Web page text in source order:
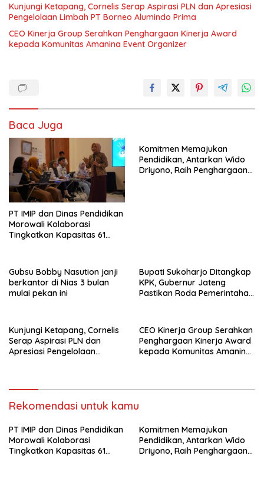
Kunjungi Ketapang, Cornelis Serap Aspirasi PLN dan Apresiasi
Pengelolaan Limbah PT Borneo Alumindo Prima
CEO Kinerja Group Serahkan Penghargaan Kinerja Award
kepada Komunitas Amanina Event Organizer
Baca Juga
PT IMIP dan Dinas Pendidikan
Morowali Kolaborasi
Tingkatkan Kapasitas 61
Komitmen Memajukan
Pendidikan, Antarkan Wido
Driyono, Raih Penghargaan
Gubsu Bobby Nasution janji
berkantor di Nias 3 bulan
mulai pekan ini
Bupati Sukoharjo Ditangkap
KPK, Gubernur Jateng
Pastikan Roda Pemerintahan
Kunjungi Ketapang, Cornelis
Serap Aspirasi PLN dan
Apresiasi Pengelolaan
CEO Kinerja Group Serahkan
Penghargaan Kinerja Award
kepada Komunitas Amanina
Rekomendasi untuk kamu
PT IMIP dan Dinas Pendidikan
Morowali Kolaborasi
Tingkatkan Kapasitas 61
Komitmen Memajukan
Pendidikan, Antarkan Wido
Driyono, Raih Penghargaan